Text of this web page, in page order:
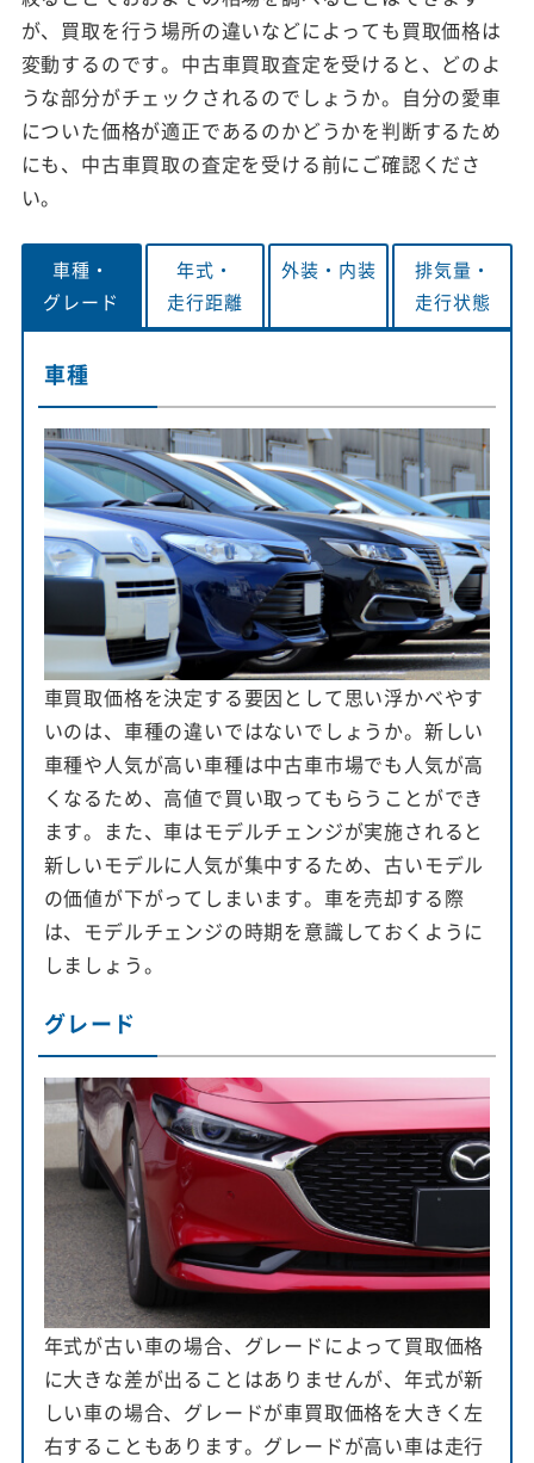
が、買取を行う場所の違いなどによっても買取価格は
変動するのです。中古車買取査定を受けると、どのよ
うな部分がチェックされるのでしょうか。自分の愛車
についた価格が適正であるのかどうかを判断するため
にも、中古車買取の査定を受ける前にご確認くださ
い。
車種・
グレード
年式・
走行距離
外装・ 内装
排気量・
走行状態
車種
車買取価格を決定する要因として思い浮かべやす
いのは、車種の違いではないでしょうか。新しい
車種や人気が高い車種は中古車市場でも人気が高
くなるため、高値で買い取ってもらうことができ
ます。また、車はモデルチェンジが実施されると
新しいモデルに人気が集中するため、古いモデル
の価値が下がってしまいます。車を売却する際
は、モデルチェンジの時期を意識しておくように
しましょう。
グレード
年式が古い車の場合、グレードによって買取価格
に大きな差が出ることはありませんが、年式が新
しい車の場合、グレードが車買取価格を大きく左
右することもあります。グレードが高い車は走行